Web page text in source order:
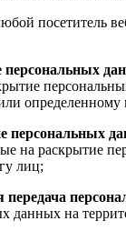
посетитель
персональных
определенному
персональных
на раскрытие
лиц;
передача
данных на